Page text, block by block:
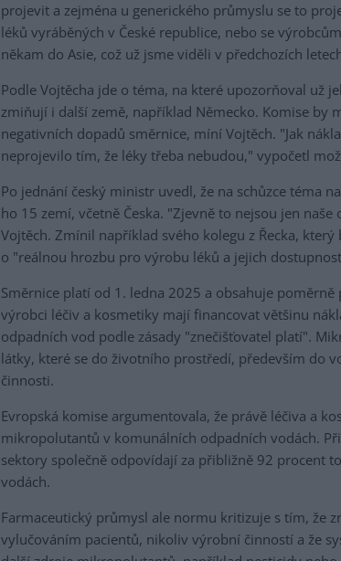
projevit a zejména u generického průmyslu se to
léků vyráběných v České republice, nebo se
někam do Asie, což už jsme viděli v předchozích
Podle Vojtěcha jde o téma, na které upozorňoval už
zmiňují i další země, například Německo. Komise
negativních dopadů směrnice, míní Vojtěch. "Jak
neprojevilo tím, že léky třeba nebudou," vypočetl
Po jednání český ministr uvedl, že na schůzce téma
ho 15 zemí, včetně Česka. "Zjevně to nejsou jen
Vojtěch. Zmínil například svého kolegu z Řecka,
o "reálnou hrozbu pro výrobu léků a jejich
Směrnice platí od 1. ledna 2025 a obsahuje
výrobci léčiv a kosmetiky mají financovat většinu
odpadních vod podle zásady "znečišťovatel platí".
látky, které se do životního prostředí, především do
činnosti.
Evropská komise argumentovala, že právě léčiva a
mikropolutantů v komunálních odpadních vodách.
sektory společně odpovídají za přibližně 92 procent
vodách.
Farmaceutický průmysl ale normu kritizuje s tím, že
vylučováním pacientů, nikoliv výrobní činností a že